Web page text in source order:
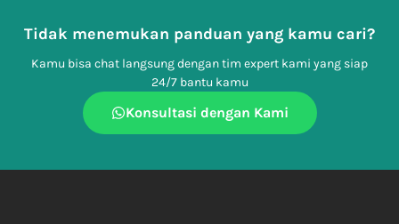
Tidak menemukan panduan yang kamu cari?
Kamu bisa chat langsung dengan tim expert kami yang siap
24/7 bantu kamu
Konsultasi dengan Kami